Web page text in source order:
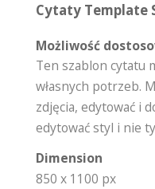
Cytaty Template
Możliwość
Ten szablon cytatu
własnych potrzeb.
zdjęcia, edytować i
edytować styl i nie
Dimension
850 x 1100 px